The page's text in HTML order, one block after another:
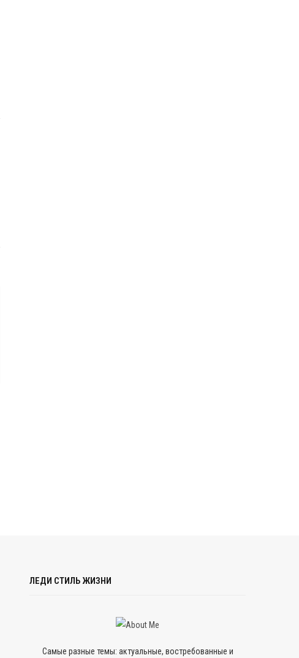
ЛЕДИ СТИЛЬ ЖИЗНИ
Самые разные темы: актуальные, востребованные и